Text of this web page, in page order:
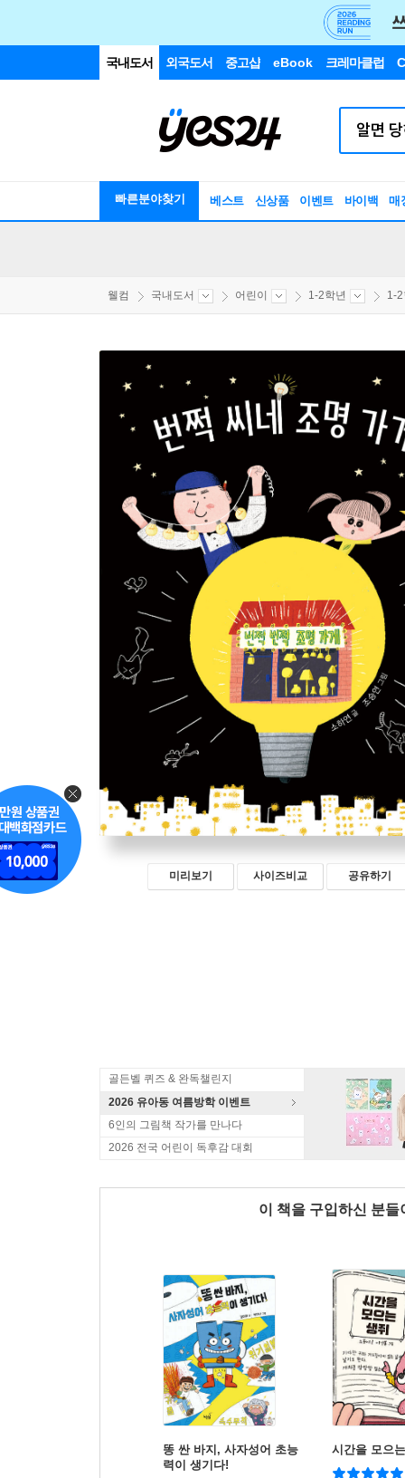
국내도서 외국도서 중고샵 eBook 크레마클럽
빠른분야찾기 베스트 신상품 이벤트 바이백 매
웰컴 국내도서 어린이 1-2학년 1-
미리보기 사이즈비교 공유하기
골든벨 퀴즈 & 완독챌린지
2026 유아동 여름방학 이벤트
6인의 그림책 작가를 만나다
2026 전국 어린이 독후감 대회
이 책을 구입하신 분
똥 싼 바지, 사자성어 초능
력이 생기다!
시간을 모으